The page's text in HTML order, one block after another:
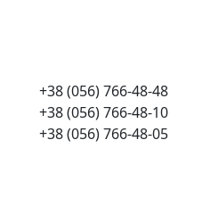
+38 (056) 766-48-48
+38 (056) 766-48-10
+38 (056) 766-48-05